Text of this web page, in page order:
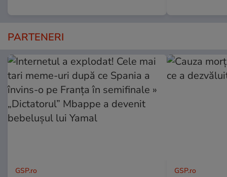
PARTENERI
GSP.ro GSP.ro